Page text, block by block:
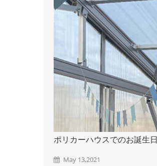
ポリカーハウスでのお誕生
May 13,2021